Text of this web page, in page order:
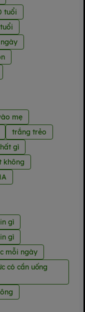
tuổi
mẹ
trắng trẻo
gì
không
gì
gì
mỗi ngày
có cần uống